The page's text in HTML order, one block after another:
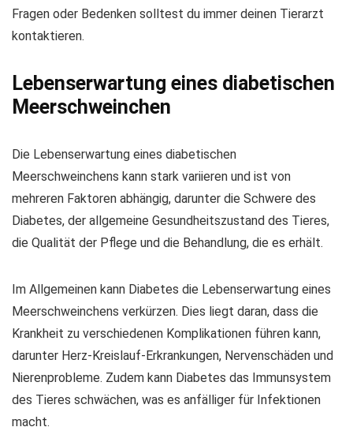
Fragen oder Bedenken solltest du immer deinen Tierarzt
kontaktieren.
Lebenserwartung eines diabetischen
Meerschweinchen
Die Lebenserwartung eines diabetischen
Meerschweinchens kann stark variieren und ist von
mehreren Faktoren abhängig, darunter die Schwere des
Diabetes, der allgemeine Gesundheitszustand des Tieres,
die Qualität der Pflege und die Behandlung, die es erhält.
Im Allgemeinen kann Diabetes die Lebenserwartung eines
Meerschweinchens verkürzen. Dies liegt daran, dass die
Krankheit zu verschiedenen Komplikationen führen kann,
darunter Herz-Kreislauf-Erkrankungen, Nervenschäden und
Nierenprobleme. Zudem kann Diabetes das Immunsystem
des Tieres schwächen, was es anfälliger für Infektionen
macht.